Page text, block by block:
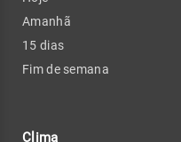
Amanhã
15 dias
Fim de semana
Clima